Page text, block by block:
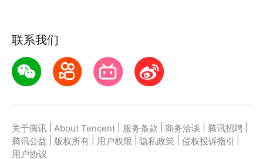
联系我们
关于腾讯 About Tencent 服务条款 商务洽谈 腾讯招聘
腾讯公益
版权所有 用户权限 隐私政策 侵权投诉指引
用户协议